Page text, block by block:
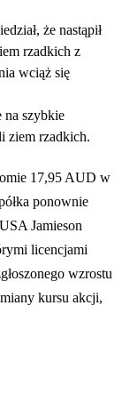
że nastąpił
rzadkich z
wciąż się
na szybkie
ziem rzadkich.
17,95 AUD w
ponownie
Jamieson
licencjami
wzrostu
kursu akcji,